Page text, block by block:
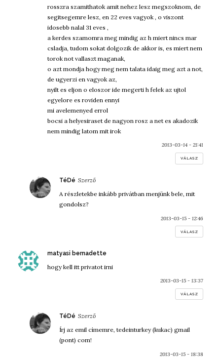
rosszra szamithatok amit nehez lesz megszoknom, de
segitsegemre lesz, en 22 eves vagyok , o viszont
idosebb nalal 31 eves ,
a kerdes szamomra meg mindig az h miert nincs mar
csladja, tudom sokat dolgozik de akkor is, es miert nem
torok not vallaszt maganak,
o azt mondja hogy meg nem talata idaig meg azt a not,
de ugyerzi en vagyok az,
nyilt es eljon o eloszor ide megerti h felek az ujtol
egyelore es roviden ennyi
mi avelemenyed errol
bocsi a helyesiraset de nagyon rosz a net es akadozik
nem mindig latom mit irok
2013-03-14 - 21:41
VÁLASZ
TéDé szerint:
A részletekbe inkább privátban menjünk bele, mit
gondolsz?
2013-03-15 - 12:46
VÁLASZ
matyasi bernadette
hogy kell itt privatot irni
2013-03-15 - 13:37
VÁLASZ
TéDé szerint:
Írj az emil címemre, tedeinturkey (kukac) gmail
(pont) com!
2013-03-15 - 18:38